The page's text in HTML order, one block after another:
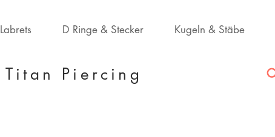
Labrets D Ringe & Stecker Kugeln & Stäbe
Titan Piercing